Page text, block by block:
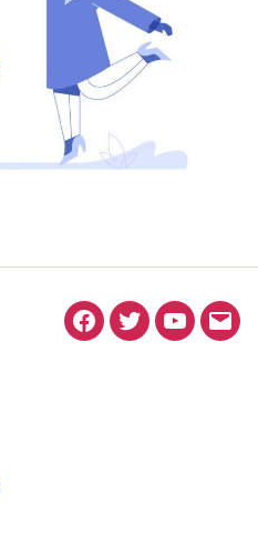
Facebook
TwitterYoutube
E-